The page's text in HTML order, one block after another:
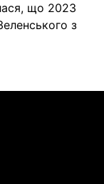
що 2023
з